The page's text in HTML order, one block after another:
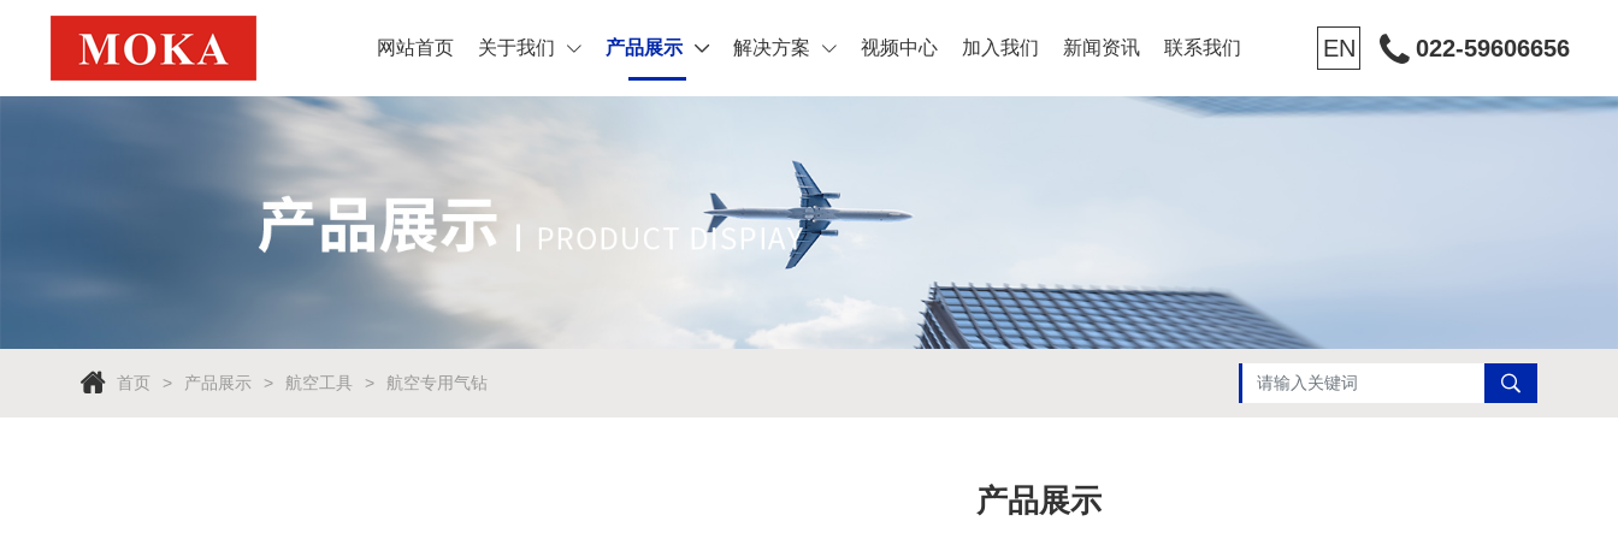
网站首页 关于我们 产品展示 解决方案 视频中心 加入我们 新闻资讯 联系我们 EN 022-59606656
首页 产品展示 航空工具 航空专用气钻
产品展示